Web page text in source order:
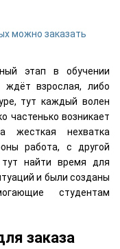
можно заказать
этап в обучении
ждёт взрослая, либо
тут каждый волен
частенько возникает
жесткая нехватка
работа, с другой
найти время для
и были созданы
студентам
заказа